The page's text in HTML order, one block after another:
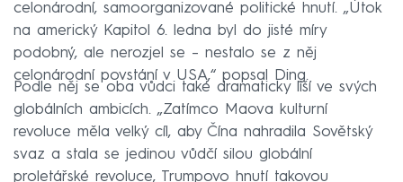
celonárodní, samoorganizované politické hnutí. „Útok
na americký Kapitol 6. ledna byl do jisté míry
podobný, ale nerozjel se – nestalo se z něj
celonárodní povstání v USA,“ popsal Ding.
Podle něj se oba vůdci také dramaticky liší ve svých
globálních ambicích. „Zatímco Maova kulturní
revoluce měla velký cíl, aby Čína nahradila Sovětský
svaz a stala se jedinou vůdčí silou globální
proletářské revoluce, Trumpovo hnutí takovou